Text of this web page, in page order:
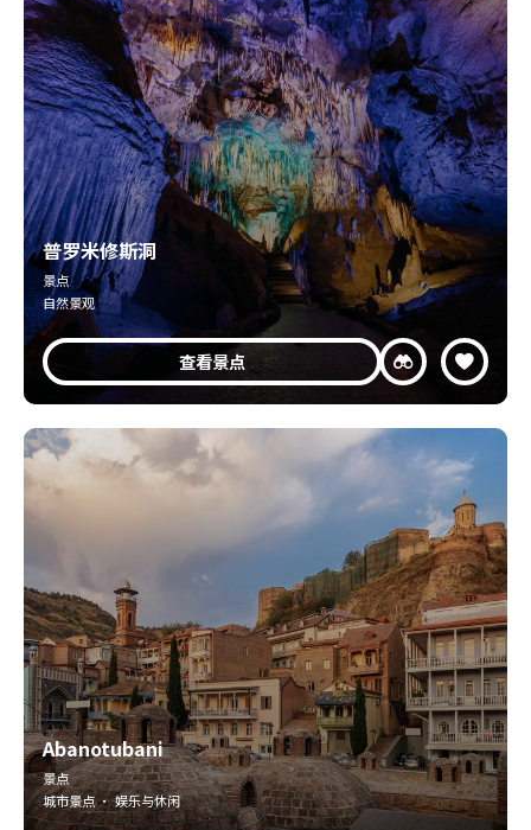
普罗米修斯洞
景点
自然景观
查看景点
Abanotubani
景点
城市景点 · 娱乐与休闲